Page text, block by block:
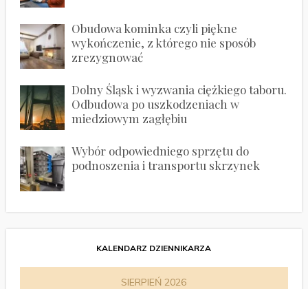
Obudowa kominka czyli piękne
wykończenie, z którego nie sposób
zrezygnować
Dolny Śląsk i wyzwania ciężkiego taboru.
Odbudowa po uszkodzeniach w
miedziowym zagłębiu
Wybór odpowiedniego sprzętu do
podnoszenia i transportu skrzynek
KALENDARZ DZIENNIKARZA
SIERPIEŃ 2026